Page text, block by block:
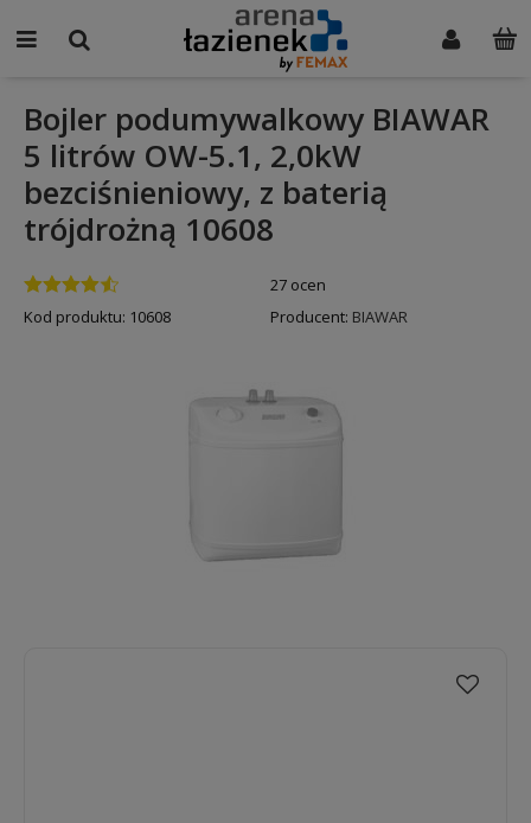
Bojler podumywalkowy BIAWAR
5 litrów OW-5.1, 2,0kW
bezciśnieniowy, z baterią
trójdrożną 10608
27 ocen
Kod produktu: 10608 Producent: BIAWAR